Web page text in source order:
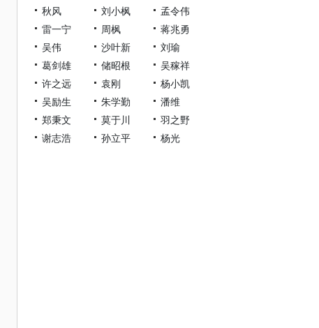
秋风
刘小枫
孟令伟
雷一宁
周枫
蒋兆勇
吴伟
沙叶新
刘瑜
葛剑雄
储昭根
吴稼祥
许之远
袁刚
杨小凯
吴励生
朱学勤
潘维
郑秉文
莫于川
羽之野
谢志浩
孙立平 杨光